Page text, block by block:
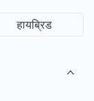
हायब्रिड